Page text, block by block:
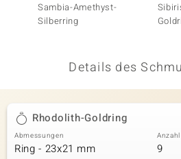
Sambia-Amethyst-
Silberring
Details des
Rhodolith-Goldring
Abmessungen
Ring - 23x21 mm 9